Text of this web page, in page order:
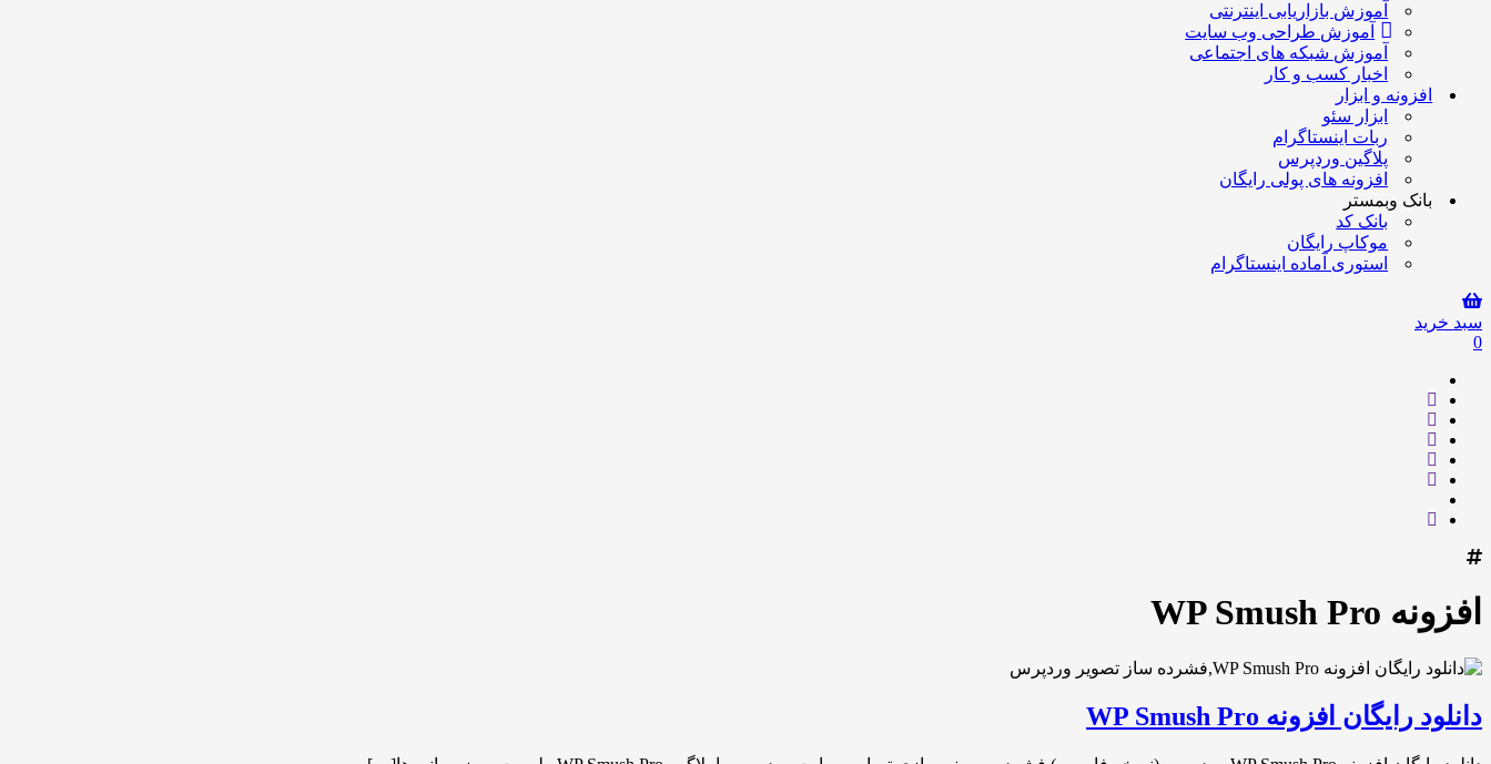
آموزش بازاریابی اینترنتی
آموزش طراحی وب سایت
آموزش شبکه های اجتماعی
اخبار کسب و کار
افزونه و ابزار
ابزار سئو
ربات اینستاگرام
پلاگین وردپرس
افزونه های پولی رایگان
بانک وبمستر
بانک کد
موکاپ رایگان
استوری آماده اینستاگرام
سبد خرید
0
افزونه WP Smush Pro
دانلود رایگان افزونه WP Smush Pro